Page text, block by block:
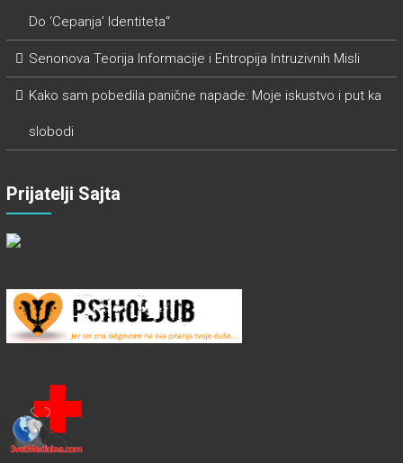
Do ‘Cepanja’ Identiteta“
Senonova Teorija Informacije i Entropija Intruzivnih Misli
Kako sam pobedila panične napade: Moje iskustvo i put ka
slobodi
Prijatelji Sajta